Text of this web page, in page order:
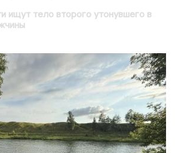
ищут тело второго утонувшего в